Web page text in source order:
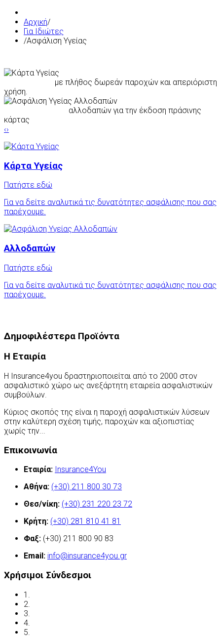
Αρχική/
Για Ιδιώτες
/Ασφάλιση Υγείας
με πλήθος δωρεάν παροχών και απεριόριστη
χρήση.
αλλοδαπών για την έκδοση πράσινης
κάρτας
‹›
Κάρτα Υγείας
Πατήστε εδώ
Για να δείτε αναλυτικά τις δυνατότητες ασφάλισης που σας
παρέχουμε.
Αλλοδαπών
Πατήστε εδώ
Για να δείτε αναλυτικά τις δυνατότητες ασφάλισης που σας
παρέχουμε.
Δημοφιλέστερα Προϊόντα
Η Εταιρία
Η Insurance4you δραστηριοποιείται από το 2000 στον
ασφαλιστικό χώρο ως ανεξάρτητη εταιρεία ασφαλιστικών
συμβούλων.
Κύριος σκοπός της είναι η παροχή ασφαλιστικών λύσεων
στην καλύτερη σχέση τιμής, παροχών και αξιοπιστίας
χωρίς την...
Επικοινωνία
Εταιρία: Insurance4You
Αθήνα: (+30) 211 800 30 73
Θεσ/νίκη: (+30) 231 220 23 72
Κρήτη: (+30) 281 810 41 81
Φαξ: (+30) 211 800 90 83
Email: info@insurance4you.gr
Χρήσιμοι Σύνδεσμοι
1.
2.
3.
4.
5.